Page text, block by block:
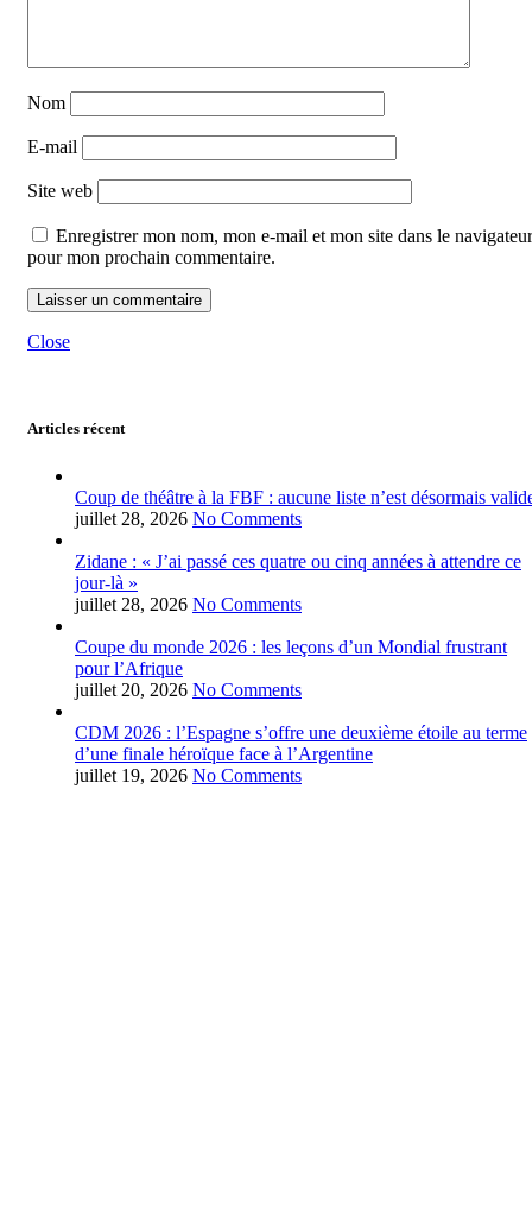
Nom
E-mail
Site web
Enregistrer mon nom, mon e-mail et mon site dans le navigateur
pour mon prochain commentaire.
Close
Articles récent
Coup de théâtre à la FBF : aucune liste n’est désormais
juillet 28, 2026 No Comments
Zidane : « J’ai passé ces quatre ou cinq années à attendre ce
jour-là »
juillet 28, 2026 No Comments
Coupe du monde 2026 : les leçons d’un Mondial frustrant
pour l’Afrique
juillet 20, 2026 No Comments
CDM 2026 : l’Espagne s’offre une deuxième étoile au terme
d’une finale héroïque face à l’Argentine
juillet 19, 2026 No Comments